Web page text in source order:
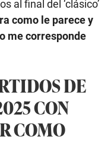
al final del ‘clásico’
como le parece y
me corresponde
DE
CON
COMO